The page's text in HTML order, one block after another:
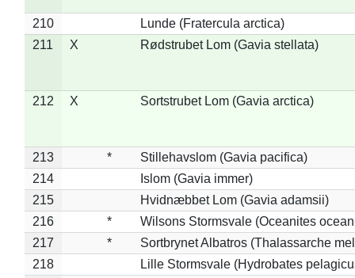
210
Lunde (Fratercula arctica)
211
X Rødstrubet Lom (Gavia stellata)
212 X Sortstrubet Lom (Gavia arctica)
213 *
Stillehavslom (Gavia pacifica)
214
Islom (Gavia immer)
215
Hvidnæbbet Lom (Gavia adamsii)
216
*
Wilsons Stormsvale (Oceanites
217
*
Sortbrynet Albatros (Thalassarche
218
Lille Stormsvale (Hydrobates